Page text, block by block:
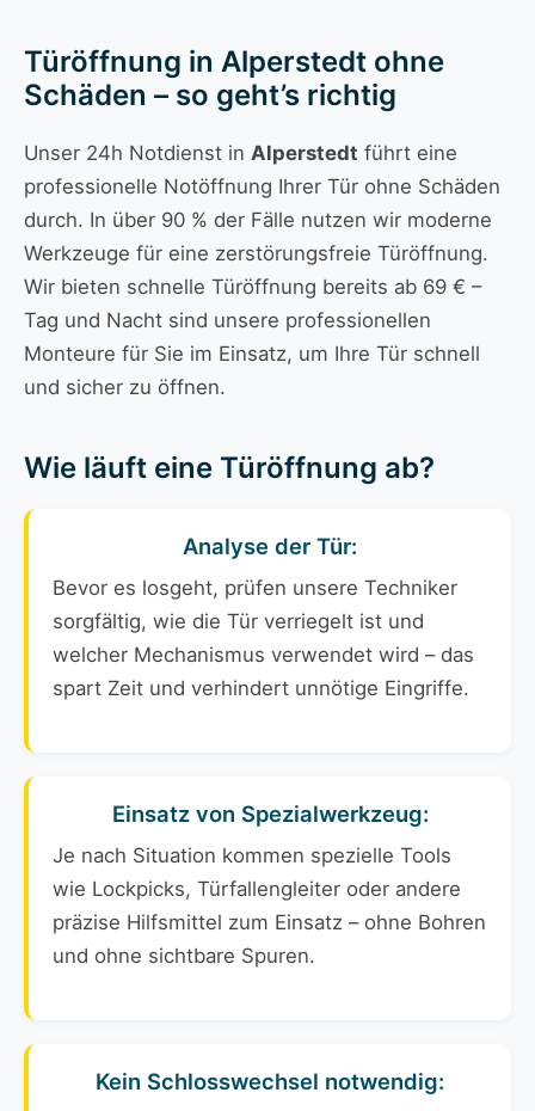
Türöffnung in Alperstedt ohne
Schäden – so geht’s richtig
Unser 24h Notdienst in Alperstedt führt eine
professionelle Notöffnung Ihrer Tür ohne Schäden
durch. In über 90 % der Fälle nutzen wir moderne
Werkzeuge für eine zerstörungsfreie Türöffnung.
Wir bieten schnelle Türöffnung bereits ab 69 € –
Tag und Nacht sind unsere professionellen
Monteure für Sie im Einsatz, um Ihre Tür schnell
und sicher zu öffnen.
Wie läuft eine Türöffnung ab?
Analyse der Tür:
Bevor es losgeht, prüfen unsere Techniker
sorgfältig, wie die Tür verriegelt ist und
welcher Mechanismus verwendet wird – das
spart Zeit und verhindert unnötige Eingriffe.
Einsatz von Spezialwerkzeug:
Je nach Situation kommen spezielle Tools
wie Lockpicks, Türfallengleiter oder andere
präzise Hilfsmittel zum Einsatz – ohne Bohren
und ohne sichtbare Spuren.
Kein Schlosswechsel notwendig: